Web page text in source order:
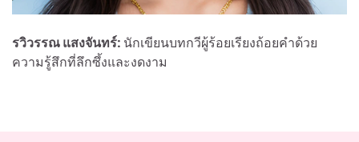
รวิวรรณ แสงจันทร์: นักเขียนบทกวีผู้ร้อยเรียงถ้อยคำด้วย
ความรู้สึกที่ลึกซึ้งและงดงาม